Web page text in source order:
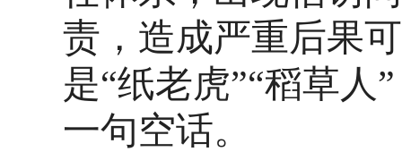
责，造成严重后果
是“纸老虎”“稻草人
一句空话。